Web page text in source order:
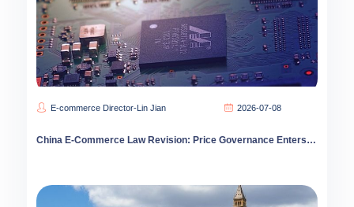
E-commerce Director-Lin Jian 2026-07-08
China E-Commerce Law Revision: Price Governance Enters Deep Water as Compliance Costs Spike